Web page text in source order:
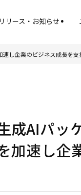
リース・お知らせ
し企業のビジネス成長を支
成AIパッ
速し企